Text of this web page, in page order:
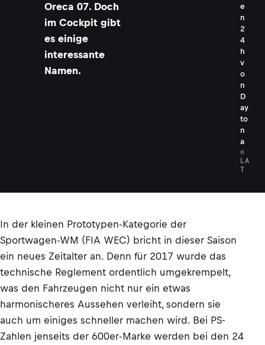
Oreca 07. Doch
im Cockpit gibt
es einige
interessante
Namen.
e
n
2
4
h
v
o
n
D
ay
to
n
a
©
LA
T
In der kleinen Prototypen-Kategorie der
Sportwagen-WM (FIA WEC) bricht in dieser Saison
ein neues Zeitalter an. Denn für 2017 wurde das
technische Reglement ordentlich umgekrempelt,
was den Fahrzeugen nicht nur ein etwas
harmonischeres Aussehen verleiht, sondern sie
auch um einiges schneller machen wird. Bei PS-
Zahlen jenseits der 600er-Marke werden bei den 24